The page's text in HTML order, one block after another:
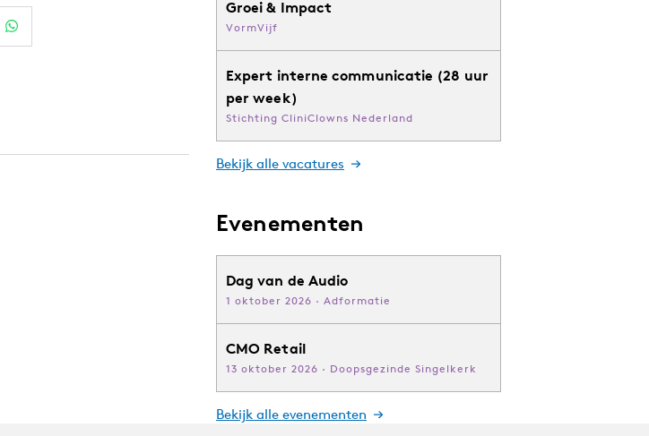
Groei & Impact
VormVijf
Expert interne communicatie (28 uur
per week)
Stichting CliniClowns Nederland
Bekijk alle vacatures
Evenementen
Dag van de Audio
1 oktober 2026 · Adformatie
CMO Retail
13 oktober 2026 · Doopsgezinde Singelkerk
Bekijk alle evenementen